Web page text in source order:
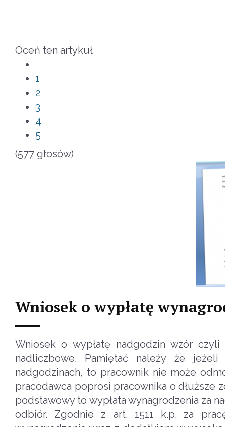
Oceń ten artykuł
1
2
3
4
5
(577 głosów)
Wniosek o wypłatę
Wniosek o wypłatę nadgodzin wzór
nadliczbowe. Pamiętać należy że
nadgodzinach, to pracownik nie może
pracodawca poprosi pracownika o dłuższe
podstawowy to wypłata wynagrodzenia za
odbiór. Zgodnie z art. 1511 k.p. za